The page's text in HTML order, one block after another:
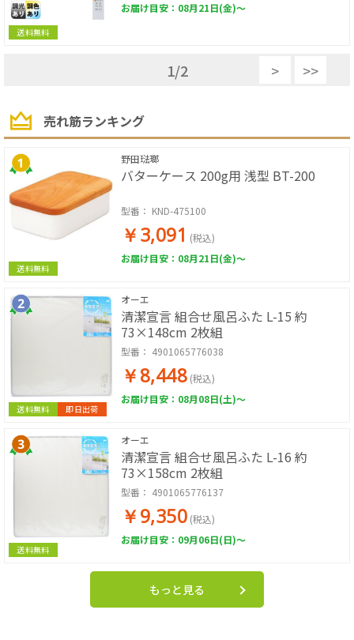
送料無料
お届け目安：08月21日(金)～
1/2 > >>
売れ筋ランキング
送料無料
野田琺瑯
バターケース 200g用 浅型 BT-200
型番： KND-475100
￥3,091 (税込)
お届け目安：08月21日(金)～
送料無料 即日出荷
オーエ
清潔宣言 組合せ風呂ふた L-15 約
73×148cm 2枚組
型番： 4901065776038
￥8,448 (税込)
お届け目安：08月08日(土)～
送料無料
オーエ
清潔宣言 組合せ風呂ふた L-16 約
73×158cm 2枚組
型番： 4901065776137
￥9,350 (税込)
お届け目安：09月06日(日)～
もっと見る